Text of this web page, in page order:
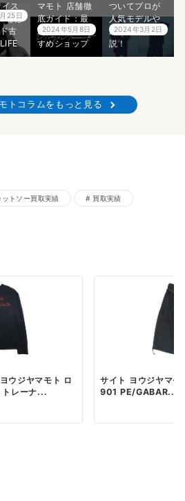
ス
とは
古
25日
マモト 店舗徹
底ガイド：最
新情報＆おす
すめショップ
2024年5月8日
ついてプロが
人気モデルや
歴史を5分で解
説！
2024年3月2日
トコラムをもっと見る
ットソー買取実績 買取実績
ウジヤマモト ロ
トレーナ...
サイト ヨウジヤマ
901 PE/GABAR...